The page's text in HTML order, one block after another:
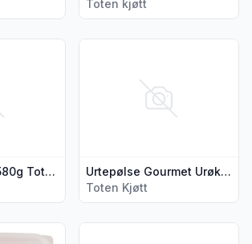
Toten kjøtt
Medisterfarse 580g Toten Kjøtt
produktet "Medisterfarse 580g Toten
Urtepølse Gourmet Urøkt 310g Toten Kjøtt
Toten Kjøtt
Vis flere detaljer for
produktet "Julefarse Grov 5kg Toten
Vis flere detaljer for